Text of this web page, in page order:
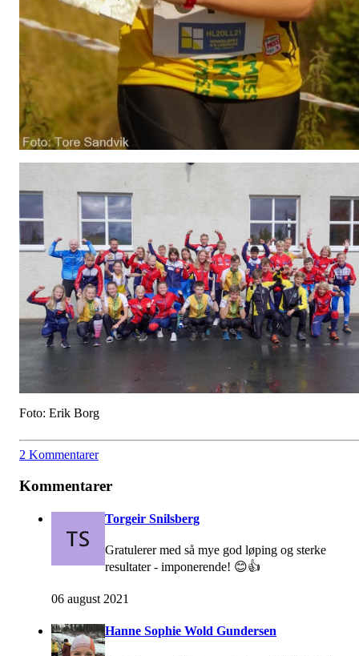
Foto: Erik Borg
2 Kommentarer
Kommentarer
Torgeir Snilsberg
Gratulerer med så mye god løping og sterke
resultater - imponerende! 😊👍
06 august 2021
Hanne Sophie Wold Gundersen